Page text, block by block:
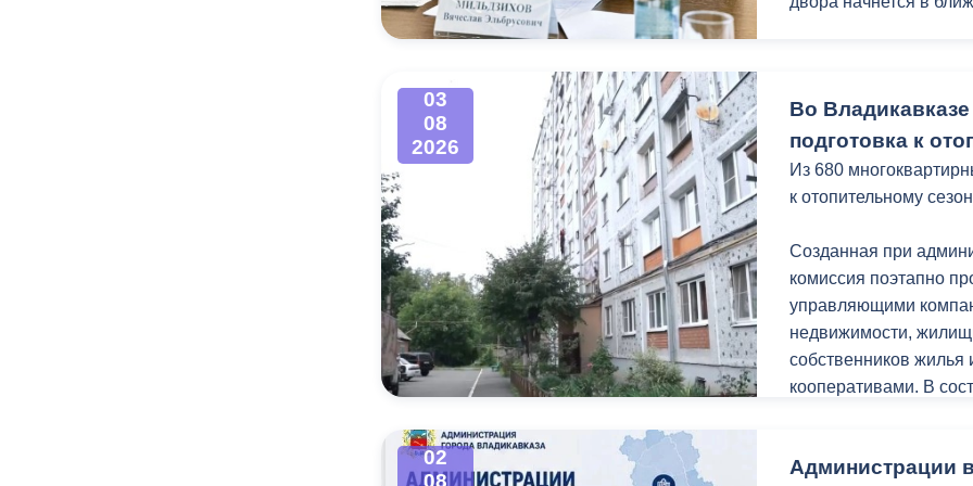
поскольку дом в
Выяснилось, что дом
многоквартирных
декабря 2030 года.
Ирина Потапенко
установке
рассмотрения
необходимый пакет
Также на приеме
субсидии на
03
08
2026
Во
подготовка к
Из 680
к отопительному
Созданная при
комиссия поэтапно
управляющими
недвижимости,
собственников
кооперативами. В
надзора и ГУП
02
08
Администрации